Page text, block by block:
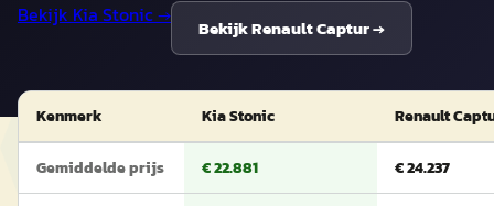
Bekijk Kia Stonic→
BekijkRenault Captur→
Kenmerk Kia Stonic Renault
Gemiddelde prijs € 22.881 € 24.237